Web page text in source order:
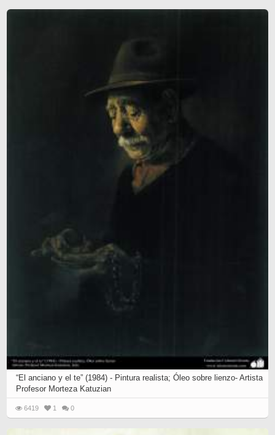
“El anciano y el te” (1984) - Pintura realista; Óleo sobre lienzo- Artista
Profesor Morteza Katuzian
6419 1 0